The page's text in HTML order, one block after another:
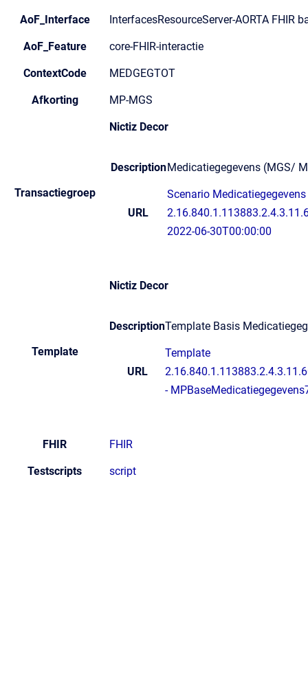
AoF_Interface InterfacesResourceServer-AORTA FHIR
AoF_Feature core-FHIR-interactie
ContextCode MEDGEGTOT
Afkorting MP-MGS
Transactiegroep
Nictiz Decor
DescriptionMedicatiegegevens (MGS/
URL
Scenario Medicatiegegevens
2022-06-30T00:00:00
Template
Nictiz Decor
DescriptionTemplate Basis
URL
Template
-
FHIR FHIR
Testscripts script